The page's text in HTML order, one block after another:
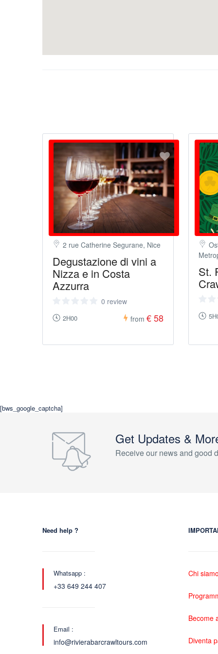
2 rue Catherine Segurane, Nice
Degustazione di vini a
Nizza e in Costa
Azzurra
0 review
2H00 from € 58
St.
[bws_google_captcha]
Get Updates &
Receive our news and good
Need help ?
Whatsapp :
+33 649 244 407
Email :
info@rivierabarcrawltours.com
Chi siamo
Become
Diventa